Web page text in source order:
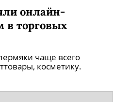
онлайн-
торговых